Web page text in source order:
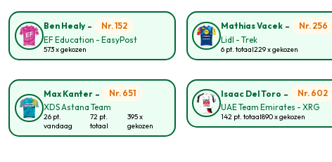
Ben Healy-
Nr. 152
EF Education - EasyPost
573 x gekozen
Mathias Vacek-
Nr. 256
Lidl - Trek
6 pt. totaal229 x gekozen
Max Kanter-
Nr. 651
XDS Astana Team
26 pt.
vandaag
72 pt.
totaal
395 x
gekozen
Isaac Del Toro -
Nr. 602
UAE Team Emirates - XRG
142 pt. totaal890 x gekozen